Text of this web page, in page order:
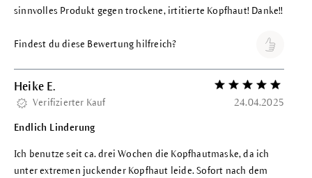
sinnvolles Produkt gegen trockene, irtitierte Kopfhaut! Danke!!
Findest du diese Bewertung hilfreich?
Heike E. Bewertung mit 5
Verifizierter Kauf 24.04.2025
Endlich Linderung
Ich benutze seit ca. drei Wochen die Kopfhautmaske, da ich
unter extremen juckender Kopfhaut leide. Sofort nach dem